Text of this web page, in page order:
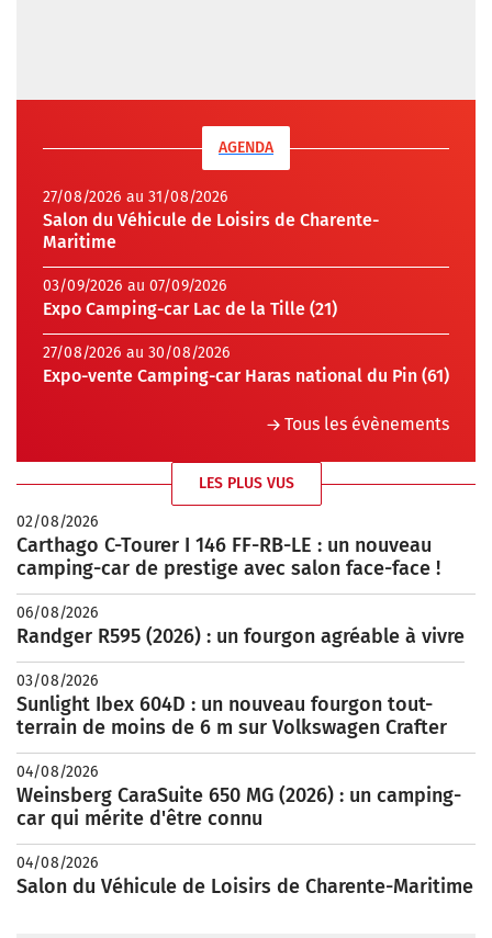
AGENDA
27/08/2026 au 31/08/2026
Salon du Véhicule de Loisirs de Charente-
Maritime
03/09/2026 au 07/09/2026
Expo Camping-car Lac de la Tille (21)
27/08/2026 au 30/08/2026
Expo-vente Camping-car Haras national du Pin (61)
Tous les évènements
LES PLUS VUS
02/08/2026
Carthago C-Tourer I 146 FF-RB-LE : un nouveau
camping-car de prestige avec salon face-face !
06/08/2026
Randger R595 (2026) : un fourgon agréable à vivre
03/08/2026
Sunlight Ibex 604D : un nouveau fourgon tout-
terrain de moins de 6 m sur Volkswagen Crafter
04/08/2026
Weinsberg CaraSuite 650 MG (2026) : un camping-
car qui mérite d'être connu
04/08/2026
Salon du Véhicule de Loisirs de Charente-Maritime